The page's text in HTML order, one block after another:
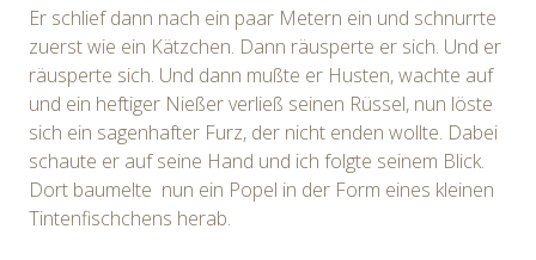
Er schlief dann nach ein paar Metern ein und schnurrte
zuerst wie ein Kätzchen. Dann räusperte er sich. Und er
räusperte sich. Und dann mußte er Husten, wachte auf
und ein heftiger Nießer verließ seinen Rüssel, nun löste
sich ein sagenhafter Furz, der nicht enden wollte. Dabei
schaute er auf seine Hand und ich folgte seinem Blick.
Dort baumelte nun ein Popel in der Form eines kleinen
Tintenfischchens herab.